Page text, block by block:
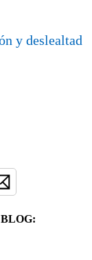
y deslealtad